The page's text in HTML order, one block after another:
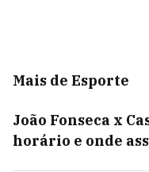
Mais de Esporte
João Fonseca x
horário e onde